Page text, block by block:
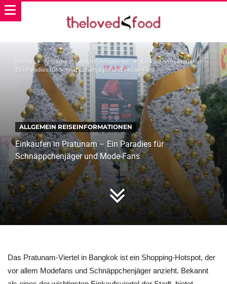
Home Allgemein Reiseinformationen
Einkaufen in Pratunam –
Ein Paradies für Schnäppchenjäger und Mode-Fans
ALLGEMEIN REISEINFORMATIONEN
Einkaufen in Pratunam – Ein Paradies für
Schnäppchenjäger und Mode-Fans
Das Pratunam-Viertel in Bangkok ist ein Shopping-Hotspot, der
vor allem Modefans und Schnäppchenjäger anzieht. Bekannt